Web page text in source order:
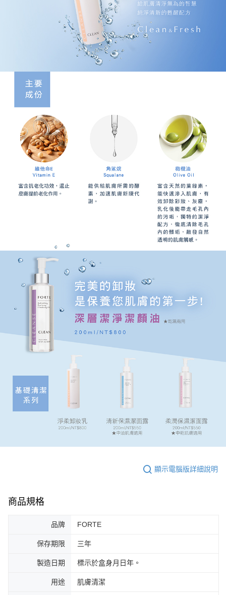
1.分期款項不併入電信帳單，「大哥付你分期」於每月結算日後寄送繳費提
2.透過簡訊連結打開帳單後，可選擇「超商條碼／台灣大直營門市／銀行轉
帳／街口支付／iPASS MONEY」等通路繳費。
1.本服務係由「台灣大哥大股份有限公司」（以下簡稱本公司）所提供，讓
用戶於交易時，得透過本服務購買商品或服務，並由商店將買賣／分期付款
買賣價金債權讓與本公司後，依約使用本公司帳單繳交帳款。
2.基於同意付款使用「大哥付你分期」之契約關係目的，商店將以您的個人
3.完整用戶服務條款，請詳閱以下連結：
https://oppay.tw/userRule
【「AFTEE先享後付」結帳流程】
１．於結帳方式選擇「AFTEE先享後付」後，將跳轉至「AFTEE先享後付」
結帳頁面，進行簡訊認證並確認金額後，即可完成結帳。
２．訂單成立數日內，您將收到繳費通知簡訊。
３．收到繳費通知簡訊後14天內，點擊此簡訊中的連結，可透過四大超商／
ATM／網路銀行／等多元方式進行付款，方視為交易完成。
後付繳納相關費用。
※ 交易是否成功請以「AFTEE先享後付 」之結帳頁面顯示為準，若有關於
客戶支援中心」
https://netprotections.freshdesk.com/support/home
【注意事項】
１．透過由恩沛科技股份有限公司提供之「AFTEE先享後付」服務完成之交
易，需依本服務之必要範圍內提供個人資料，並將交易相關給付款項請求債
權轉讓予恩沛科技股份有限公司。
２．關於個人資料處理事宜，請瀏覽以下網址：
https://aftee.tw/terms/#terms3
３．未成年的使用者請事先徵得法定代理人或監護人之同意方可使用
「AFTEE先享後付」，若未經同意申辦者引起之損失，本公司不負相關責
４．使用「AFTEE先享後付」時，將依據個別帳號之用戶狀況，依本公司即
時審查核予不同之上限額度；若仍有額度不足之情形，本公司將視審查結果
５．嚴禁一人註冊多個帳號或使用他人資訊註冊。若發現惡意使用之情形，
恩沛科技股份有限公司將有權停止該用戶之使用額度並採取法律行動。
每筆NT$90，滿NT$1,000(含以上)免運費
付款後全家取貨
每筆NT$90，滿NT$1,000(含以上)免運費
萊爾富取貨付款
每筆NT$90，滿NT$1,000(含以上)免運費
付款後萊爾富取貨
每筆NT$90，滿NT$1,000(含以上)免運費
7-11取貨付款
每筆NT$90，滿NT$1,000(含以上)免運費
每筆NT$90，滿NT$1,000(含以上)免運費
貨到付款
每筆NT$90，滿NT$1,000(含以上)免運費
顯示電腦版詳細說明
商品規格
品牌 FORTE
保存期限 三年
製造日期 標示於盒身月日年。
用途 肌膚清潔